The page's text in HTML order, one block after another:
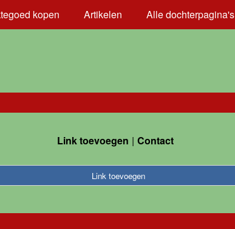
kopen Artikelen Alle dochterpagina's
Link toevoegen Contact
Link toevoegen